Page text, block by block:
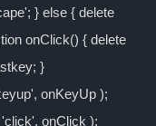
} else { delete
onClick() { delete
}
onKeyUp );
onClick );